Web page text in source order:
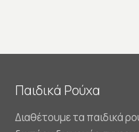
Παιδικά Ρούχα
Διαθέτουμε τα παιδικά